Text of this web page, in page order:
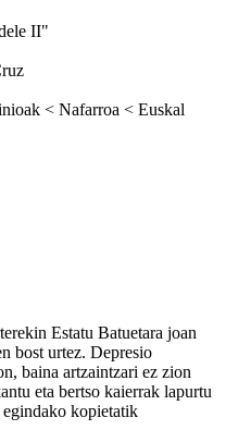
II"
< Nafarroa < Euskal
Estatu Batuetara joan
bost urtez. Depresio
baina artzaintzari ez zion
eta bertso kaierrak lapurtu
kopietatik